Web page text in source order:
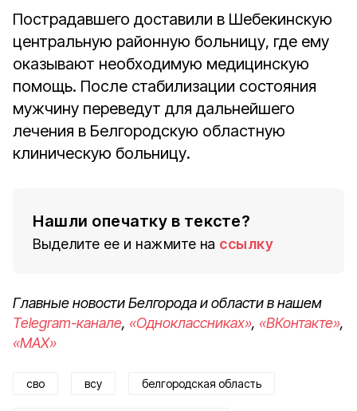
Пострадавшего доставили в Шебекинскую
центральную районную больницу, где ему
оказывают необходимую медицинскую
помощь. После стабилизации состояния
мужчину переведут для дальнейшего
лечения в Белгородскую областную
клиническую больницу.
Нашли опечатку в тексте?
Выделите ее и нажмите на ссылку
Главные новости Белгорода и области в нашем
Telegram-канале, «Одноклассниках», «ВКонтакте»,
«MAX»
сво всу белгородская область